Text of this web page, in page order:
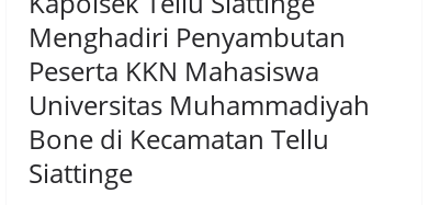
Menghadiri Penyambutan
Peserta KKN Mahasiswa
Universitas Muhammadiyah
Bone di Kecamatan Tellu
Siattinge